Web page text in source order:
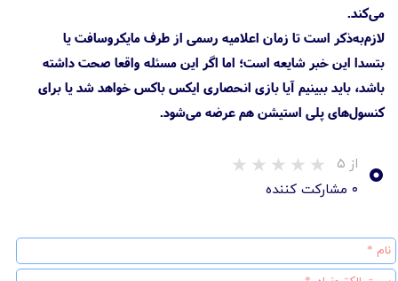
می‌کند.
لازم‌به‌ذکر است تا زمان اعلامیه رسمی از طرف مایکروسافت یا
بتسدا این خبر شایعه است؛ اما اگر این مسئله واقعا صحت داشته
باشد، باید ببینیم آیا بازی انحصاری ایکس باکس خواهد شد یا برای
کنسول‌های پلی استیشن هم عرضه می‌شود.
۰ از ۵
۰ مشارکت کننده